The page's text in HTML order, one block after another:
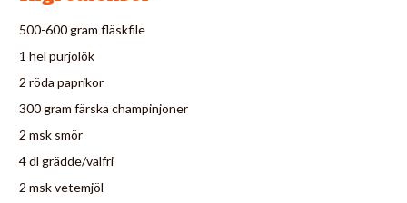
500-600 gram fläskfile
1 hel purjolök
2 röda paprikor
300 gram färska champinjoner
2 msk smör
4 dl grädde/valfri
2 msk vetemjöl